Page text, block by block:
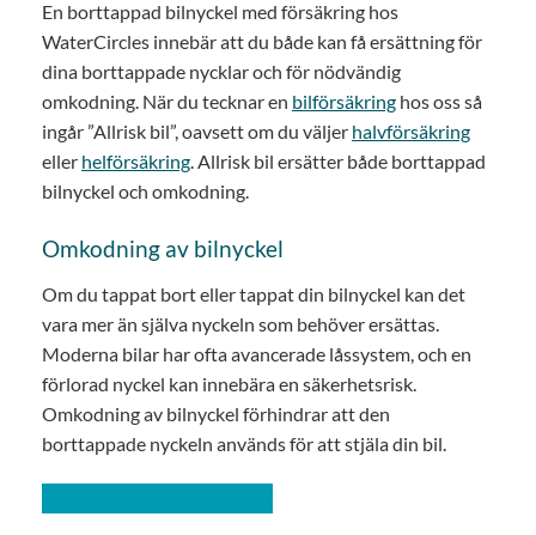
En borttappad bilnyckel med försäkring hos
WaterCircles innebär att du både kan få ersättning för
dina borttappade nycklar och för nödvändig
omkodning. När du tecknar en bilförsäkring hos oss så
ingår ”Allrisk bil”, oavsett om du väljer halvförsäkring
eller helförsäkring. Allrisk bil ersätter både borttappad
bilnyckel och omkodning.
Omkodning av bilnyckel
Om du tappat bort eller tappat din bilnyckel kan det
vara mer än själva nyckeln som behöver ersättas.
Moderna bilar har ofta avancerade låssystem, och en
förlorad nyckel kan innebära en säkerhetsrisk.
Omkodning av bilnyckel förhindrar att den
borttappade nyckeln används för att stjäla din bil.